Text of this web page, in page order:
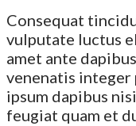
Consequat
vulputate luctus
amet ante
venenatis integer
ipsum dapibus
feugiat quam et